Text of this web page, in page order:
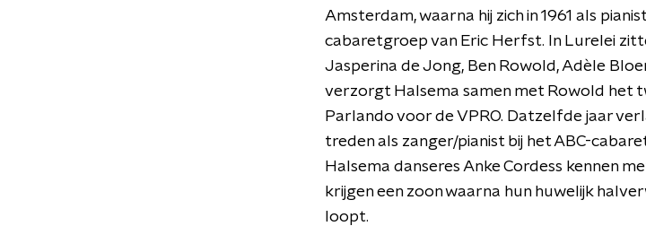
Amsterdam, waarna hij zich in 1961 als
cabaretgroep van Eric Herfst. In Lurelei
Jasperina de Jong, Ben Rowold, Adèle
verzorgt Halsema samen met Rowold het
Parlando voor de VPRO. Datzelfde jaar
treden als zanger/pianist bij het ABC-
Halsema danseres Anke Cordess kennen
krijgen een zoon waarna hun huwelijk
loopt.